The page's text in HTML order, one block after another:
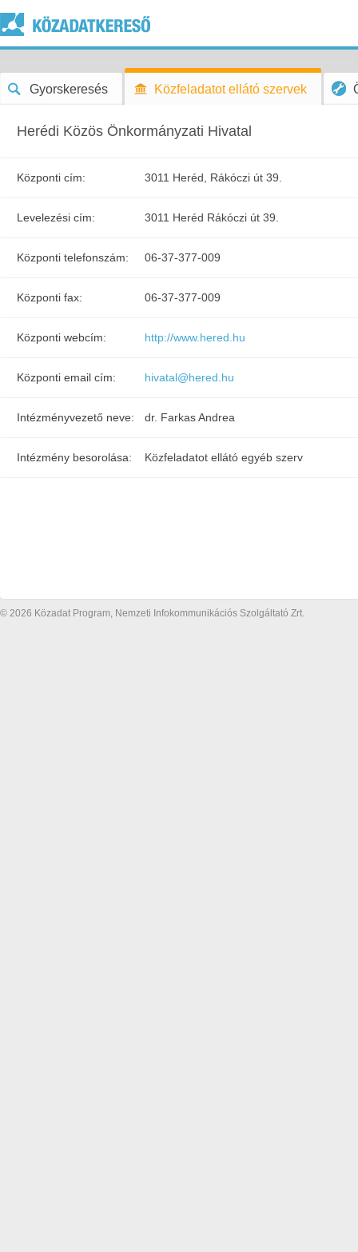
Gyorskeresés Közfeladatot ellátó szervek
Herédi Közös Önkormányzati Hivatal
Központi cím: 3011 Heréd, Rákóczi út 39.
Levelezési cím: 3011 Heréd Rákóczi út 39.
Központi telefonszám: 06-37-377-009
Központi fax: 06-37-377-009
Központi webcím: http://www.hered.hu
Központi email cím: hivatal@hered.hu
Intézményvezető neve: dr. Farkas Andrea
Intézmény besorolása: Közfeladatot ellátó egyéb szerv
© 2026 Közadat Program, Nemzeti Infokommunikációs Szolgáltató Zrt.